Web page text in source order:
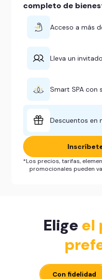
completo de
Acceso a más
Lleva un
Smart SPA con
Descuentos en
*Los precios, tarifas,
promocionales pueden
Elige el
Con fidelidad